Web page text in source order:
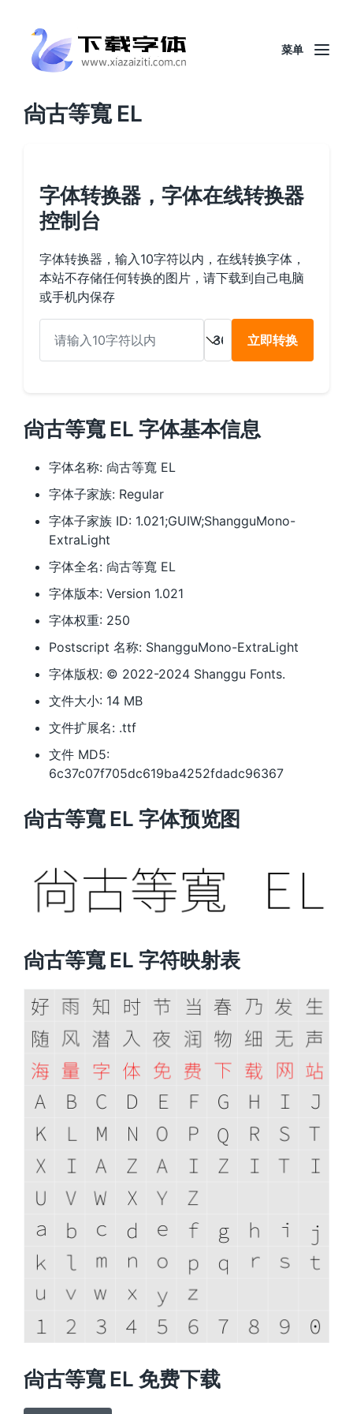
菜单
尙古等寬 EL
字体转换器，字体在线转换器
控制台
字体转换器，输入10字符以内，在线转换字体，
本站不存储任何转换的图片，请下载到自己电脑
或手机内保存
立即转换
尙古等寬 EL 字体基本信息
字体名称: 尙古等寬 EL
字体子家族: Regular
字体子家族 ID: 1.021;GUIW;ShangguMono-
ExtraLight
字体全名: 尙古等寬 EL
字体版本: Version 1.021
字体权重: 250
Postscript 名称: ShangguMono-ExtraLight
字体版权: © 2022-2024 Shanggu Fonts.
文件大小: 14 MB
文件扩展名: .ttf
文件 MD5:
6c37c07f705dc619ba4252fdadc96367
尙古等寬 EL 字体预览图
尙古等寬 EL 字符映射表
尙古等寬 EL 免费下载